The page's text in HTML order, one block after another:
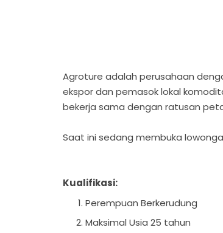
Agroture adalah perusahaan
ekspor dan pemasok lokal
bekerja sama dengan ratusan
Saat ini sedang membuka
Kualifikasi:
Perempuan Berkerudung
Maksimal Usia 25 tahun